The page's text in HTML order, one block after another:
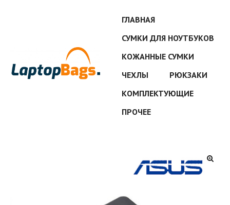
ГЛАВНАЯ
СУМКИ ДЛЯ НОУТБУКОВ
КОЖАННЫЕ СУМКИ
ЧЕХЛЫ
РЮКЗАКИ
КОМПЛЕКТУЮЩИЕ
ПРОЧЕЕ